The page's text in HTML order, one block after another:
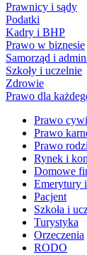
Prawnicy i sądy
Podatki
Kadry i BHP
Prawo w biznesie
Samorząd i
Szkoły i uczelnie
Zdrowie
Prawo dla
Prawo
Prawo
Prawo
Rynek i
Domowe
Emerytury
Pacjent
Szkoła i
Turystyka
Orzeczenia
RODO